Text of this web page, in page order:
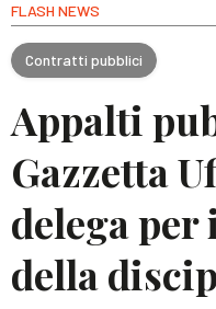
FLASH NEWS
Contratti pubblici
Appalti
Gazzetta
delega
della